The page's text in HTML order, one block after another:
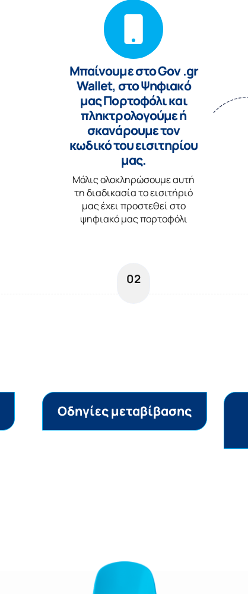
Μπαίνουμε στο Gov .gr
Wallet, στο Ψηφιακό
μας Πορτοφόλι και
πληκτρολογούμε ή
σκανάρουμε τον
κωδικό του εισιτηρίου
μας.
Μόλις ολοκληρώσουμε αυτή
τη διαδικασία το εισιτήριό
μας έχει προστεθεί στο
ψηφιακό μας πορτοφόλι
02
Οδηγίες μεταβίβασης